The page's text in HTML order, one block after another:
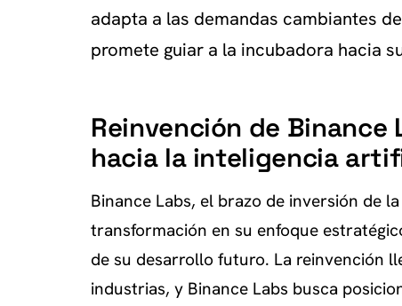
adapta a las demandas cambiantes
promete guiar a la incubadora hacia
Reinvención de
hacia la inteligencia
Binance Labs, el brazo de inversión de
transformación en su enfoque
de su desarrollo futuro. La reinvención
industrias, y Binance Labs busca